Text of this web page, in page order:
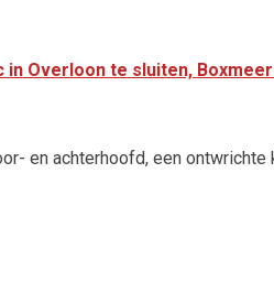
in Overloon te sluiten,
en achterhoofd, een